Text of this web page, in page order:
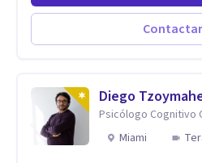
objetivos terapéuticos están
herramientas concretas para el
desarrollar nuevas habilidades y
Contactar
Diego
Psicólogo Cognitivo
Miami